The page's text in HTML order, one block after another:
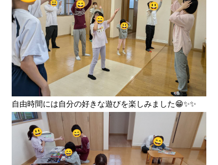
自由時間には自分の好きな遊びを楽しみました😁✨✨